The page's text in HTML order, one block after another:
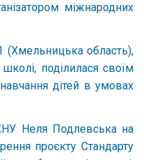
міжнародних
(Хмельницька область),
поділилася своїм
дітей в умовах
ХНУ Неля Подлевська на
проєкту Стандарту